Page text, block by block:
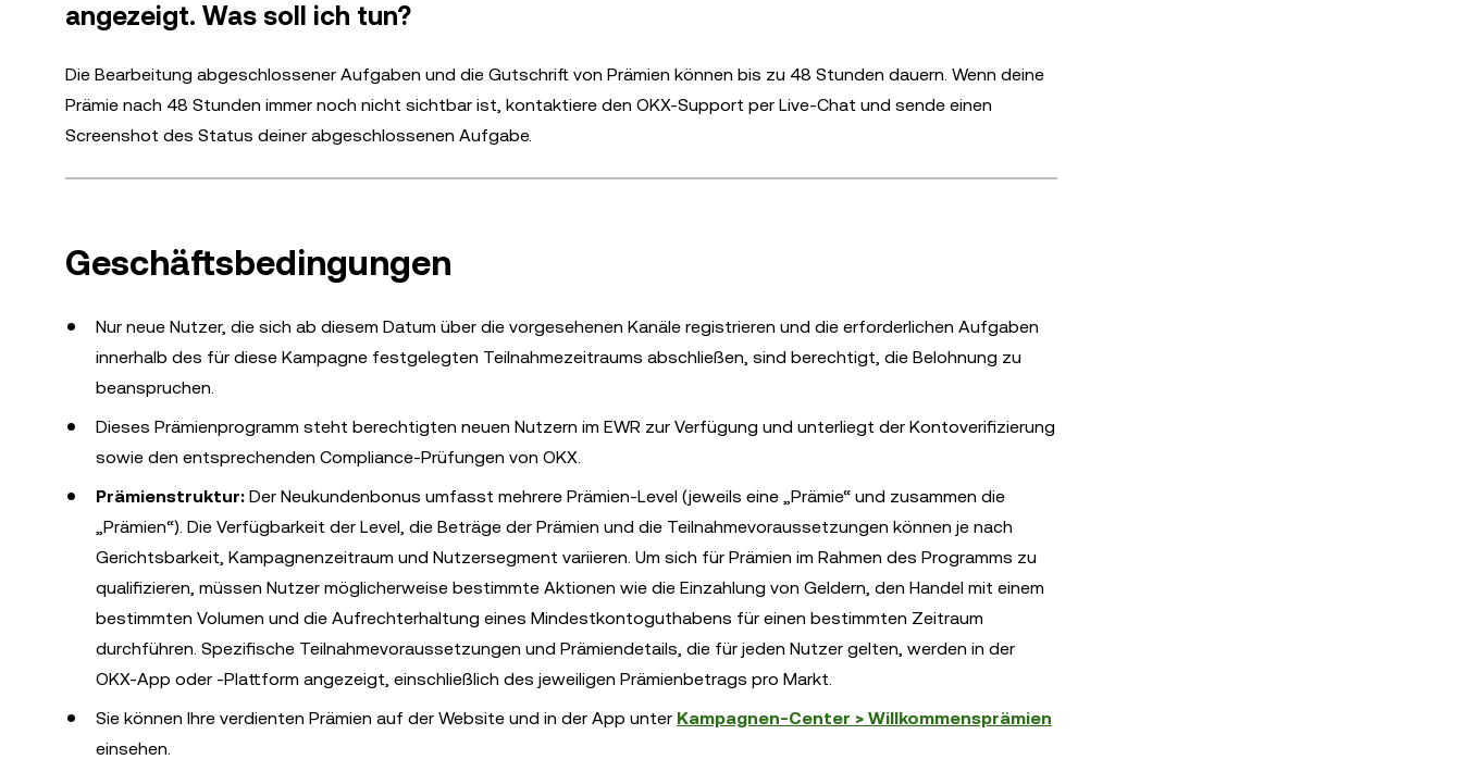
angezeigt. Was soll ich tun?
Die Bearbeitung abgeschlossener Aufgaben und die Gutschrift von Prämien können bis zu 48 Stunden dauern. Wenn deine
Prämie nach 48 Stunden immer noch nicht sichtbar ist, kontaktiere den OKX-Support per Live-Chat und sende einen
Screenshot des Status deiner abgeschlossenen Aufgabe.
Geschäftsbedingungen
Nur neue Nutzer, die sich ab diesem Datum über die vorgesehenen Kanäle registrieren und die erforderlichen Aufgaben
innerhalb des für diese Kampagne festgelegten Teilnahmezeitraums abschließen, sind berechtigt, die Belohnung zu
beanspruchen.
Dieses Prämienprogramm steht berechtigten neuen Nutzern im EWR zur Verfügung und unterliegt der Kontoverifizierung
sowie den entsprechenden Compliance-Prüfungen von OKX.
Prämienstruktur: Der Neukundenbonus umfasst mehrere Prämien-Level (jeweils eine „Prämie“ und zusammen die
„Prämien“). Die Verfügbarkeit der Level, die Beträge der Prämien und die Teilnahmevoraussetzungen können je nach
Gerichtsbarkeit, Kampagnenzeitraum und Nutzersegment variieren. Um sich für Prämien im Rahmen des Programms zu
qualifizieren, müssen Nutzer möglicherweise bestimmte Aktionen wie die Einzahlung von Geldern, den Handel mit einem
bestimmten Volumen und die Aufrechterhaltung eines Mindestkontoguthabens für einen bestimmten Zeitraum
durchführen. Spezifische Teilnahmevoraussetzungen und Prämiendetails, die für jeden Nutzer gelten, werden in der
OKX-App oder -Plattform angezeigt, einschließlich des jeweiligen Prämienbetrags pro Markt.
Sie können Ihre verdienten Prämien auf der Website und in der App unter Kampagnen-Center > Willkommensprämien
einsehen.